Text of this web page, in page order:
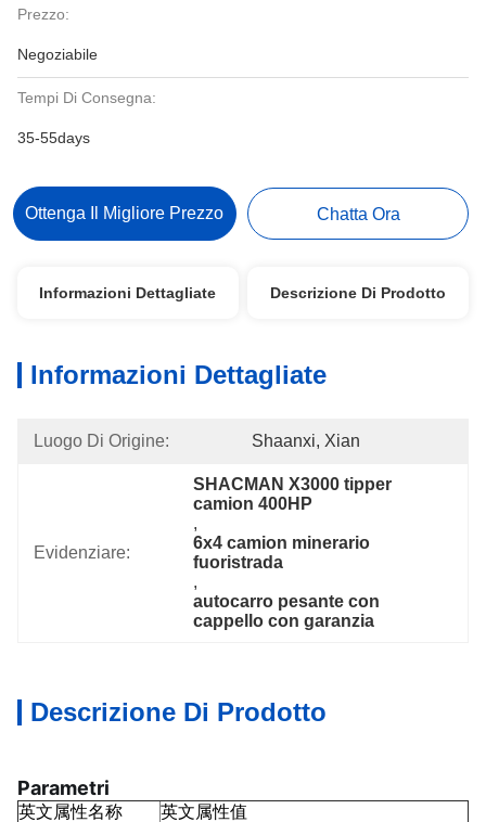
Prezzo:
Negoziabile
Tempi Di Consegna:
35-55days
Ottenga Il Migliore Prezzo Chatta Ora
Informazioni Dettagliate Descrizione Di Prodotto
Informazioni Dettagliate
Luogo Di Origine: Shaanxi, Xian
Evidenziare:
SHACMAN X3000 tipper
camion 400HP
,
6x4 camion minerario
fuoristrada
,
autocarro pesante con
cappello con garanzia
Descrizione Di Prodotto
Parametri
英文属性名称 英文属性值